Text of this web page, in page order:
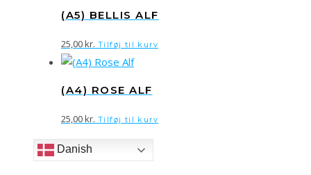
(A5) BELLIS ALF
25,00kr. Tilføj til kurv
(A4) ROSE ALF
25,00kr. Tilføj til kurv
Danish